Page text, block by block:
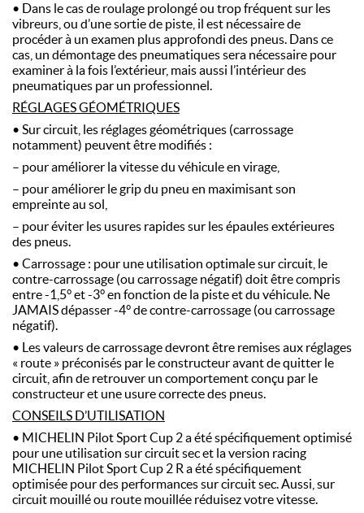
• Dans le cas de roulage prolongé ou trop fréquent sur les
vibreurs, ou d’une sortie de piste, il est nécessaire de
procéder à un examen plus approfondi des pneus. Dans ce
cas, un démontage des pneumatiques sera nécessaire pour
examiner à la fois l’extérieur, mais aussi l’intérieur des
pneumatiques par un professionnel.
RÉGLAGES GÉOMÉTRIQUES
• Sur circuit, les réglages géométriques (carrossage
notamment) peuvent être modifiés :
– pour améliorer la vitesse du véhicule en virage,
– pour améliorer le grip du pneu en maximisant son
empreinte au sol,
– pour éviter les usures rapides sur les épaules extérieures
des pneus.
• Carrossage : pour une utilisation optimale sur circuit, le
contre-carrossage (ou carrossage négatif) doit être compris
entre -1,5° et -3° en fonction de la piste et du véhicule. Ne
JAMAIS dépasser -4° de contre-carrossage (ou carrossage
négatif).
• Les valeurs de carrossage devront être remises aux réglages
« route » préconisés par le constructeur avant de quitter le
circuit, afin de retrouver un comportement conçu par le
constructeur et une usure correcte des pneus.
CONSEILS D’UTILISATION
• MICHELIN Pilot Sport Cup 2 a été spécifiquement optimisé
pour une utilisation sur circuit sec et la version racing
MICHELIN Pilot Sport Cup 2 R a été spécifiquement
optimisée pour des performances sur circuit sec. Aussi, sur
circuit mouillé ou route mouillée réduisez votre vitesse.